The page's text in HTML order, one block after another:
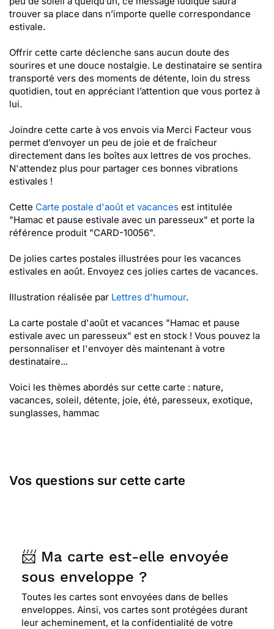
trouver sa place dans n’importe quelle correspondance
estivale.
Offrir cette carte déclenche sans aucun doute des
sourires et une douce nostalgie. Le destinataire se sentira
transporté vers des moments de détente, loin du stress
quotidien, tout en appréciant l’attention que vous portez à
lui.
Joindre cette carte à vos envois via Merci Facteur vous
permet d’envoyer un peu de joie et de fraîcheur
directement dans les boîtes aux lettres de vos proches.
N'attendez plus pour partager ces bonnes vibrations
estivales !
Cette Carte postale d'août et vacances est intitulée
"Hamac et pause estivale avec un paresseux" et porte la
référence produit "CARD-10056".
De jolies cartes postales illustrées pour les vacances
estivales en août. Envoyez ces jolies cartes de vacances.
Illustration réalisée par Lettres d'humour.
La carte postale d'août et vacances "Hamac et pause
estivale avec un paresseux" est en stock ! Vous pouvez la
personnaliser et l'envoyer dès maintenant à votre
destinataire...
Voici les thèmes abordés sur cette carte : nature,
vacances, soleil, détente, joie, été, paresseux, exotique,
sunglasses, hammac
Vos questions sur cette carte
📨 Ma carte est-elle envoyée
sous enveloppe ?
Toutes les cartes sont envoyées dans de belles
enveloppes. Ainsi, vos cartes sont protégées durant
leur acheminement, et la confidentialité de votre